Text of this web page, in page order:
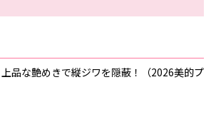
品な艶めきで縦ジワを隠蔽！（2026美的プ